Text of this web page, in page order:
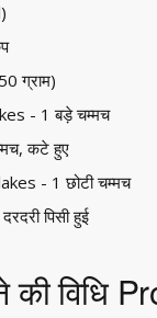
ग्राम)
- 1 बड़े चम्मच
कटे हुए
- 1 छोटी चम्मच
पिसी हुई
की विधि